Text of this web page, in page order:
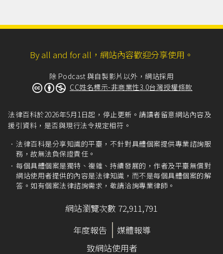
By all and for all，網站內容歡迎分享使用。
除 Podcast 與自製影片以外，網站採用
CC姓名標示-非商業性3.0台灣授權條款
法律百科於2026年5月1日起，停止更新。請讀者留意網站內容及
援引資料，是否與現行法令規定相符。
法律百科是分享知識的平臺，不針對具體個案提供專業諮詢服
務，故無法負保證責任。
每個具體個案是獨特、複雜、持續發展的，作者及平臺無償對
網站使用者提供的內容是法律知識，而不是每個具體個案的解
答。如有個案法律諮詢需求，敬請洽詢專業律師。
網站瀏覽次數 72,911,791
年度報告
媒體報導
致網站使用者